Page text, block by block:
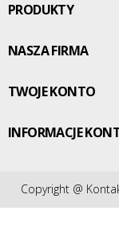
PRODUKTY
NASZA FIRMA
TWOJE KONTO
INFORMACJE
Copyright @